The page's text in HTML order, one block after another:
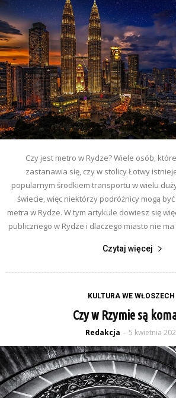
Czy jest metro w Rydze? Wiele osób,
zastanawia się, czy w stolicy Łotwy
popularnym środkiem transportu w wielu
świecie, więc niektórzy podróżnicy mogą
metra w Rydze. W tym artykule dowiesz się
publicznego w Rydze i dlaczego miasto nie ma
Czytaj więcej
KULTURA WE WŁOSZECH
Czy w Rzymie są
Redakcja - 5 kwietnia